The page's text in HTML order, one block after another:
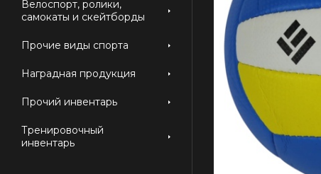
Велоспорт, ролики,
самокаты и скейтборды
Прочие виды спорта
Наградная продукция
Прочий инвентарь
Тренировочный
инвентарь